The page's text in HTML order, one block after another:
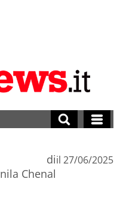
di
Chenal
il 27/06/2025